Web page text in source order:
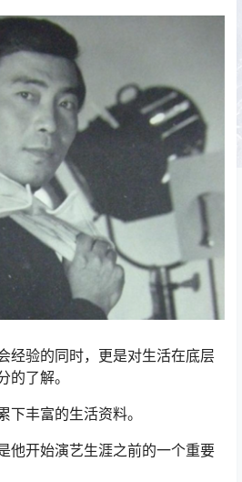
经验的同时，更是对生活在底层
的了解。
下丰富的生活资料。
他开始演艺生涯之前的一个重要